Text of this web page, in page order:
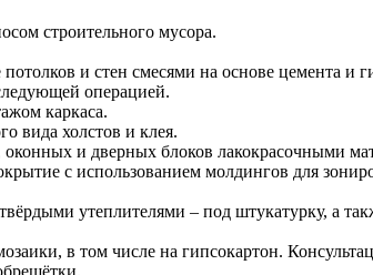
строительного мусора.
и стен смесями на основе цемента
операцией.
каркаса.
вида холстов и клея.
и дверных блоков лакокрасочными
с использованием молдингов для
утеплителями – под штукатурку, а
в том числе на гипсокартон.